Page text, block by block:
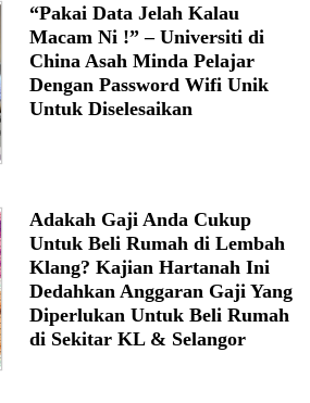
“Pakai Data Jelah Kalau
Macam Ni !” – Universiti di
China Asah Minda Pelajar
Dengan Password Wifi Unik
Untuk Diselesaikan
Adakah Gaji Anda Cukup
Untuk Beli Rumah di Lembah
Klang? Kajian Hartanah Ini
Dedahkan Anggaran Gaji Yang
Diperlukan Untuk Beli Rumah
di Sekitar KL & Selangor